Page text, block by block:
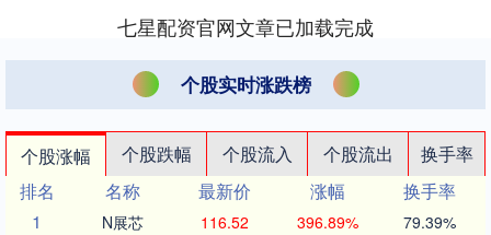
七星配资官网文章已加载完成
个股实时涨跌榜
个股涨幅 个股跌幅 个股流入 个股流出
换手率
排名
名称 最新价 涨幅
换手率
1
N展芯 116.52 396.89% 79.39%